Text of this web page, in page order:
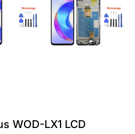
WOD-LX1 LCD